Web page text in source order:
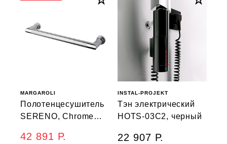
MARGAROLI
Полотенцесушитель
SERENO, Chrome
42 891 Р.
INSTAL-PROJEKT
Тэн электрический
HOTS-03C2, черный
22 907 Р.